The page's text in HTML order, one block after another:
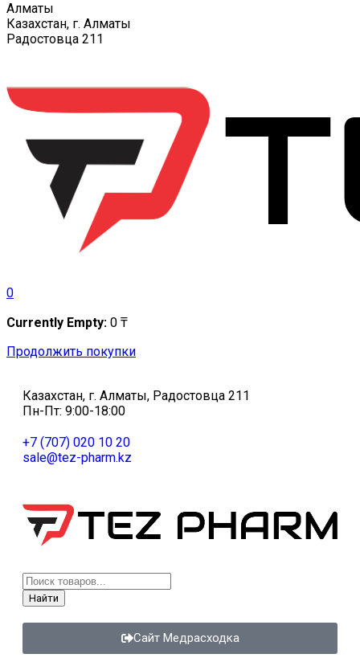
Алматы
Казахстан, г. Алматы
Радостовца 211
0
Currently Empty: 0 ₸
Продолжить покупки
Казахстан, г. Алматы, Радостовца 211
Пн-Пт: 9:00-18:00
+7 (707) 020 10 20
sale@tez-pharm.kz
Найти
Сайт Медрасходка